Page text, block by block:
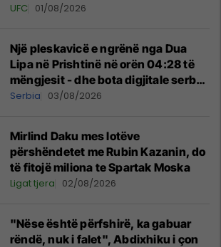
tribunat
UFC 01/08/2026
Një pleskavicë e ngrënë nga Dua
Lipa në Prishtinë në orën 04:28 të
mëngjesit - dhe bota digjitale serbe
shpall gjendjen e luftës
Serbia 03/08/2026
Mirlind Daku mes lotëve
përshëndetet me Rubin Kazanin, do
të fitojë miliona te Spartak Moska
Ligat tjera 02/08/2026
"Nëse është përfshirë, ka gabuar
rëndë, nuk i falet", Abdixhiku i çon